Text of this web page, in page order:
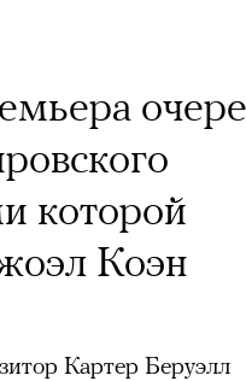
которой
Коэн
Картер Беруэлл